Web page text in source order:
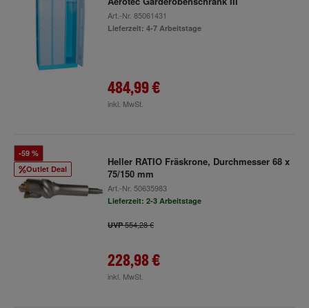
Art.-Nr. 85061431
Lieferzeit: 4-7 Arbeitstage
484,99 €
inkl. MwSt.
Outlet Deal
-59 %
Heller RATIO Fräskrone, Durchmesser 68 x
75/150 mm
Art.-Nr. 50635983
Lieferzeit: 2-3 Arbeitstage
UVP554,28 €
228,98 €
inkl. MwSt.